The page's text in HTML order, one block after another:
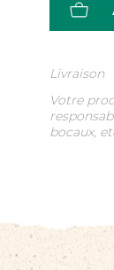
Livraison
Votre
bocaux,